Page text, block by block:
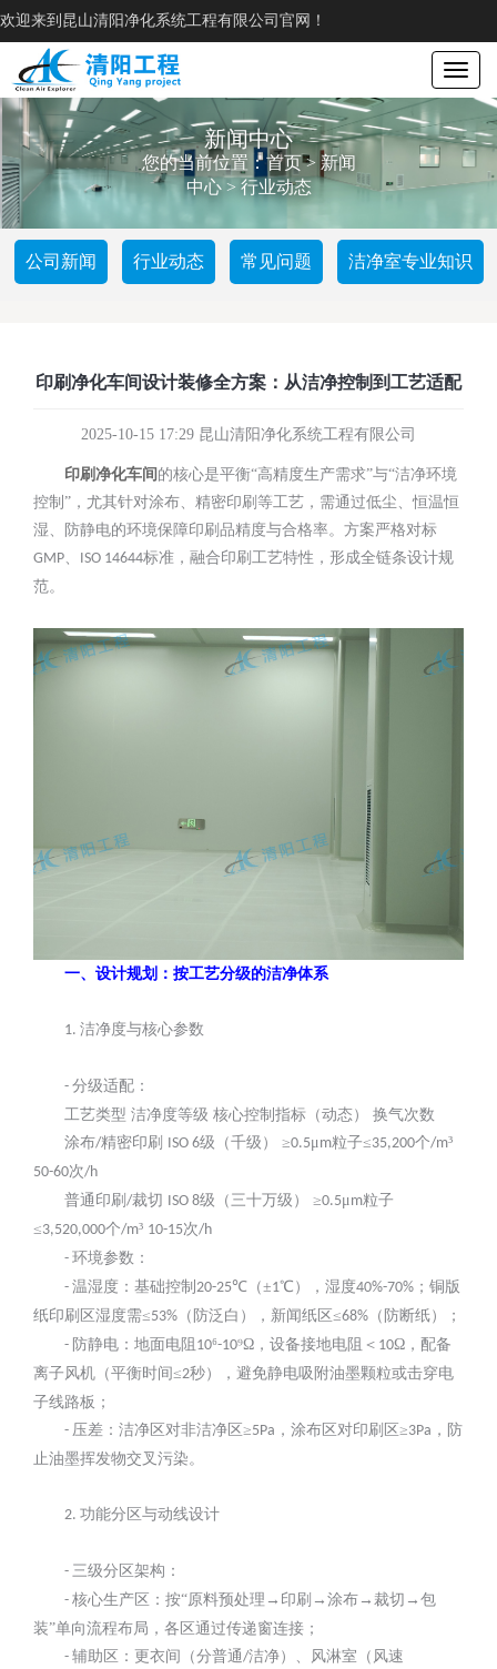
欢迎来到昆山清阳净化系统工程有限公司官网！
Toggle
新闻中心
您的当前位置：首页> 新闻
中心> 行业动态
公司新闻 行业动态 常见问题 洁净室专业知识
印刷净化车间设计装修全方案：从洁净控制到工艺适配
2025-10-15 17:29 昆山清阳净化系统工程有限公司
印刷净化车间 的核心是平衡“高精度生产需求”与“洁净环境
控制”，尤其针对涂布、精密印刷等工艺，需通过低尘、恒温恒
湿、防静电的环境保障印刷品精度与合格率。方案严格对标
GMP、 ISO 14644标准，融合印刷工艺特性，形成全链条设计规
范。
一、设计规划：按工艺分级的洁净体系
1. 洁净度与核心参数
- 分级适配：
工艺类型 洁净度等级 核心控制指标（动态）
换气次数
涂布/精密印刷 ISO 6级（千级） ≥0.5μ m粒子≤35,200个/m³
50-60次/h
普通印刷 /裁切 ISO 8级（三十万级） ≥0.5μ m粒子
≤3,520,000个/m³ 10-15次/h
- 环境参数：
- 温湿度：基础控制 20-25℃（±1℃），湿度40%-70% ；铜版
纸印刷区湿度需≤53% （防泛白），新闻纸区≤68% （防断纸）；
- 防静电：地面电阻 10⁶-10⁹Ω，设备接地电阻＜ 10Ω，配备
离子风机（平衡时间≤2秒），避免静电吸附油墨颗粒或击穿电
子线路板；
- 压差：洁净区对非洁净区≥5Pa ，涂布区对印刷区≥3Pa ，防
止油墨挥发物交叉污染。
2. 功能分区与动线设计
- 三级分区架构：
- 核心生产区：按“原料预处理→印刷→涂布→裁切→包
装”单向流程布局，各区通过传递窗连接；
- 辅助区：更衣间（分普通/洁净）、风淋室（风速